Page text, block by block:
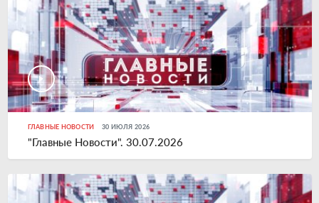
ГЛАВНЫЕ НОВОСТИ 30 ИЮЛЯ 2026
"Главные Новости". 30.07.2026